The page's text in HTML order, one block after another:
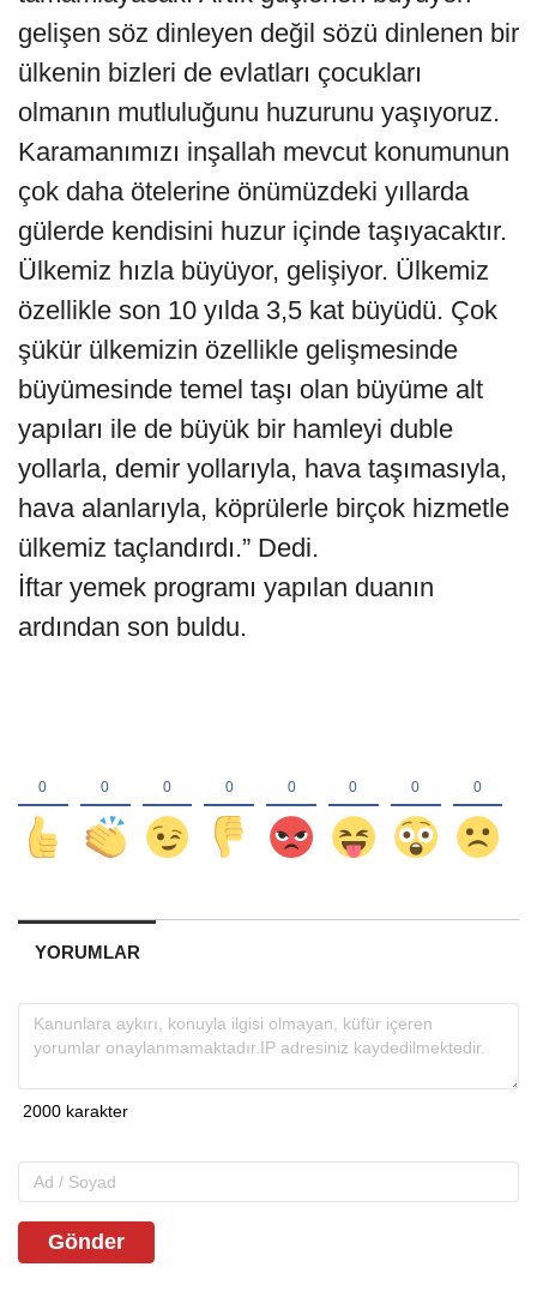
gelişen söz dinleyen değil sözü dinlenen bir
ülkenin bizleri de evlatları çocukları
olmanın mutluluğunu huzurunu yaşıyoruz.
Karamanımızı inşallah mevcut konumunun
çok daha ötelerine önümüzdeki yıllarda
gülerde kendisini huzur içinde taşıyacaktır.
Ülkemiz hızla büyüyor, gelişiyor. Ülkemiz
özellikle son 10 yılda 3,5 kat büyüdü. Çok
şükür ülkemizin özellikle gelişmesinde
büyümesinde temel taşı olan büyüme alt
yapıları ile de büyük bir hamleyi duble
yollarla, demir yollarıyla, hava taşımasıyla,
hava alanlarıyla, köprülerle birçok hizmetle
ülkemiz taçlandırdı.” Dedi.
İftar yemek programı yapılan duanın
ardından son buldu.
YORUMLAR
Gönder